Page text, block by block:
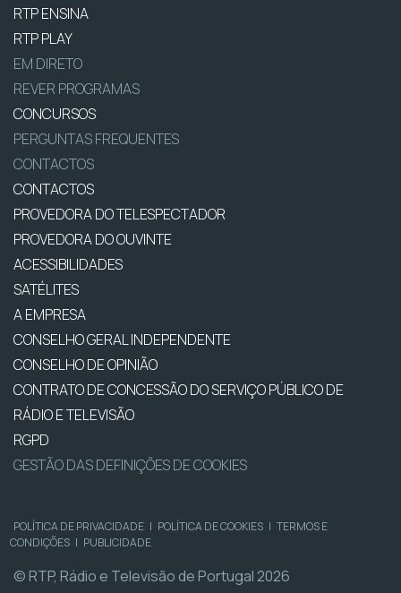
RTP ENSINA
RTP PLAY
EM DIRETO
REVER PROGRAMAS
CONCURSOS
PERGUNTAS FREQUENTES
CONTACTOS
CONTACTOS
PROVEDORA DO TELESPECTADOR
PROVEDORA DO OUVINTE
ACESSIBILIDADES
SATÉLITES
A EMPRESA
CONSELHO GERAL INDEPENDENTE
CONSELHO DE OPINIÃO
CONTRATO DE CONCESSÃO DO SERVIÇO PÚBLICO DE
RÁDIO E TELEVISÃO
RGPD
GESTÃO DAS DEFINIÇÕES DE COOKIES
POLÍTICA DE PRIVACIDADE | POLÍTICA DE COOKIES | TERMOS E
CONDIÇÕES | PUBLICIDADE
© RTP, Rádio e Televisão de Portugal 2026